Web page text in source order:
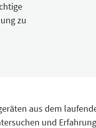
zu
aus dem
und